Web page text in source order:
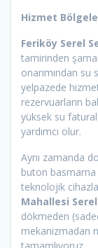
Hizmet
Feriköy Serel
tamirinden
onarımından su
yelpazede
rezervuarların
yüksek su
yardımcı olur.
Aynı zamanda
buton
teknolojik
Mahallesi
dökmeden
mekanizmadan
tamamlıyoruz.